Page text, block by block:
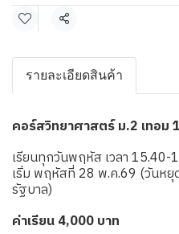
แชร์
รายละเอียดสินค้า
คอร์สวิทยาศาสตร์ ม.2 เทอม
เรียนทุกวันพฤหัส เวลา 15.40-
เริ่ม พฤหัสที่ 28 พ.ค.69 (วันหยุ
รัฐบาล)
ค่าเรียน 4,000 บาท